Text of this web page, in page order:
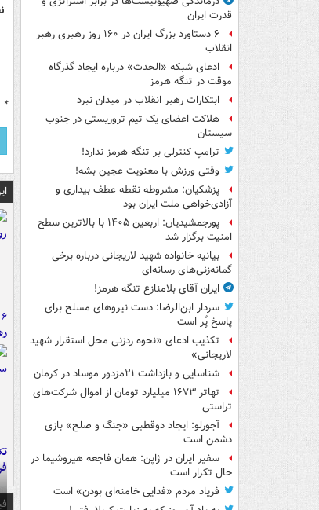
قدرت ایران
۶ دستاورد بزرگ ایران در ۱۶۰ روز رهبری رهبر
انقلاب
ادعای شبکه «الحدث» درباره ایجاد گذرگاه
موقت در تنگه هرمز
ابتکارات رهبر انقلاب در میدان نبرد
هلاکت اعضای یک تیم تروریستی در جنوب
سیستان
ترامپ کنترلی بر تنگه هرمز ندارد!
وقتی ورزش با معنویت عجین بشه!
پزشکیان: مشروطه نقطه عطف بیداری و
آزادی‌خواهی ملت ایران بود
پورجمشیدیان: اربعین ۱۴۰۵ با بالاترین سطح
امنیت برگزار شد
بیانیه خانواده شهید لاریجانی درباره برخی
گمانه‌زنی‌های رسانه‌ای
ایران آقای بلامنازع تنگه هرمز!
سردار ابن‌الرضا: دست نیروهای مسلح برای
پاسخ پُر است
تکذیب ادعای «نحوه ردزنی محل استقرار شهید
لاریجانی»
شناسایی و بازداشت ۲۱مزدور موساد در کرمان
تهاتر ۱۶۷۳ میلیارد تومان از اموال شرکت‌های
تراستی
آجورلو: ایجاد دوقطبی «جنگ و صلح‌» بازی
دشمن است
سفیر ایران در ژاپن: همان فاجعه هیروشیما در
حال تکرار است
فریاد مردم «فدایی خامنه‌ای بودن» است
*